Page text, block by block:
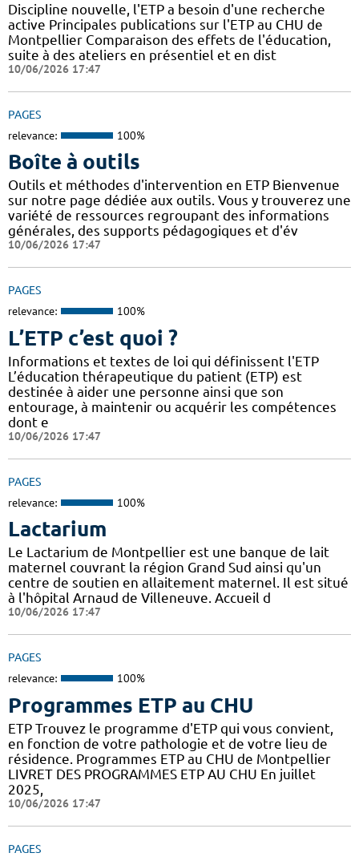
Discipline nouvelle, l'ETP a besoin d'une recherche
active Principales publications sur l'ETP au CHU de
Montpellier Comparaison des effets de l'éducation,
suite à des ateliers en présentiel et en dist
10/06/2026 17:47
PAGES
relevance: 100%
Boîte à outils
Outils et méthodes d'intervention en ETP Bienvenue
sur notre page dédiée aux outils. Vous y trouverez une
variété de ressources regroupant des informations
générales, des supports pédagogiques et d'év
10/06/2026 17:47
PAGES
relevance: 100%
L’ETP c’est quoi ?
Informations et textes de loi qui définissent l'ETP
L’éducation thérapeutique du patient (ETP) est
destinée à aider une personne ainsi que son
entourage, à maintenir ou acquérir les compétences
dont e
10/06/2026 17:47
PAGES
relevance: 100%
Lactarium
Le Lactarium de Montpellier est une banque de lait
maternel couvrant la région Grand Sud ainsi qu'un
centre de soutien en allaitement maternel. Il est situé
à l'hôpital Arnaud de Villeneuve. Accueil d
10/06/2026 17:47
PAGES
relevance: 100%
Programmes ETP au CHU
ETP Trouvez le programme d'ETP qui vous convient,
en fonction de votre pathologie et de votre lieu de
résidence. Programmes ETP au CHU de Montpellier
LIVRET DES PROGRAMMES ETP AU CHU En juillet
2025,
10/06/2026 17:47
PAGES